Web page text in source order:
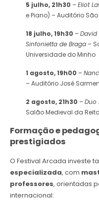
5 julho, 21h30 –Eliot
e Piano) – Auditório
18 julho, 19h30 –David
Sinfonietta de Braga–
Universidade do Minho
1 agosto, 19h00 –
– Auditório José
2 agosto, 21h30 –Duo
Salão Medieval da
Formação e
prestigiados
O Festival Arcada investe
especializada, com
professores, orientadas
internacional: